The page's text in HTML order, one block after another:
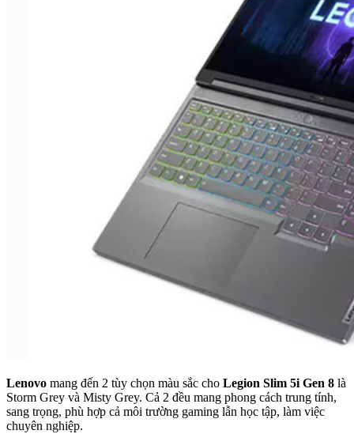
Lenovo mang đến 2 tùy chọn màu sắc cho Legion Slim 5i Gen 8 là
Storm Grey và Misty Grey. Cả 2 đều mang phong cách trung tính,
sang trọng, phù hợp cả môi trường gaming lẫn học tập, làm việc
chuyên nghiệp.